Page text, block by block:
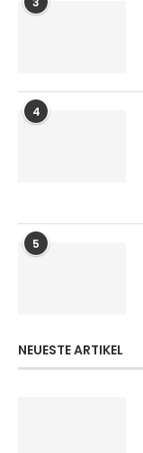
4
5
NEUESTE ARTIKEL